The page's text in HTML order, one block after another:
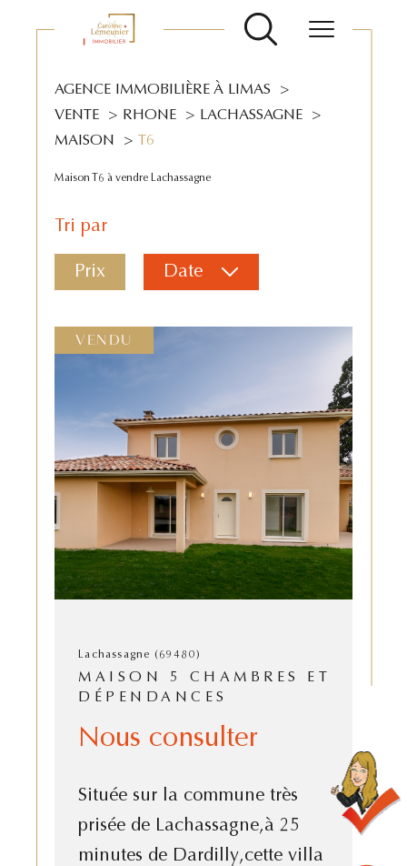
AGENCE IMMOBILIÈRE À LIMAS
VENTE
RHONE
LACHASSAGNE
MAISON
T6
Maison T6 à vendre Lachassagne
Tri par
Prix Date
Lachassagne (69480)
MAISON 5 CHAMBRES ET
DÉPENDANCES
Nous consulter
Située sur la commune très
prisée de Lachassagne,à 25
minutes de Dardilly,cette villa
VENDU